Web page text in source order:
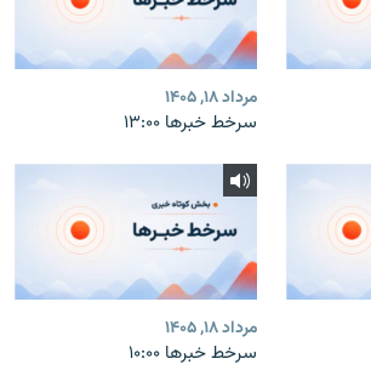
مرداد ۱۸, ۱۴۰۵
سرخط خبرها ۱۳:۰۰
مرداد ۱۸, ۱۴۰۵
سرخط خبرها ۱۰:۰۰